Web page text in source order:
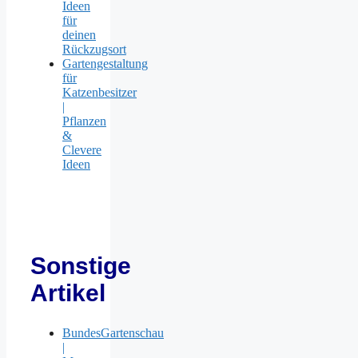
Ideen
für
deinen
Rückzugsort
Gartengestaltung
für
Katzenbesitzer
|
Pflanzen
&
Clevere
Ideen
Sonstige
Artikel
BundesGartenschau
|